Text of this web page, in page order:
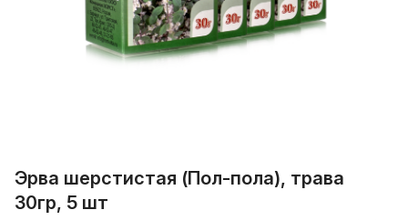
Эрва шерстистая (Пол-пола), трава
30гр, 5 шт